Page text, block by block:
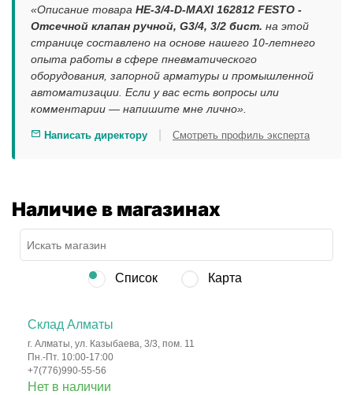
«Описание товара HE-3/4-D-MAXI 162812 FESTO -
Отсечной клапан ручной, G3/4, 3/2 бист. на этой
странице составлено на основе нашего 10-летнего
опыта работы в сфере пневматического
оборудования, запорной арматуры и промышленной
автоматизации. Если у вас есть вопросы или
комментарии — напишите мне лично».
Написать директору Смотреть профиль эксперта
Наличие в магазинах
Список Карта
Склад Алматы
г. Алматы, ул. Казыбаева, 3/3, пом. 11
Пн.-Пт. 10:00-17:00
+7(776)990-55-56
Нет в наличии